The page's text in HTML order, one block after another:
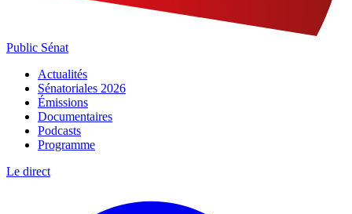
Public Sénat
Actualités
Sénatoriales 2026
Émissions
Documentaires
Podcasts
Programme
Le direct